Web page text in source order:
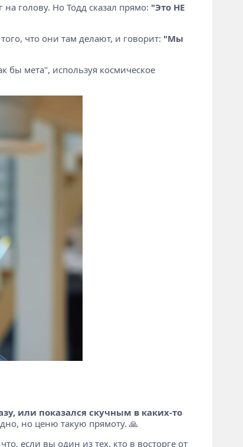
голову. Но Тодд сказал прямо: "Это НЕ
что они там делают, и говорит: "Мы
бы мета", используя космическое
или показался скучным в каких-то
но ценю такую прямоту. 🙏
если вы один из тех, кто в восторге от